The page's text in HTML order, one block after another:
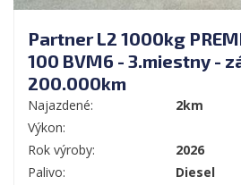
Partner L2 1000kg
100 BVM6 - 3.miestny -
200.000km
Najazdené:
2km
Výkon:
Rok výroby:
2026
Palivo:
Diesel